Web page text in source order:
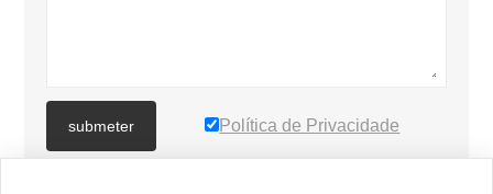
submeter Política de Privacidade